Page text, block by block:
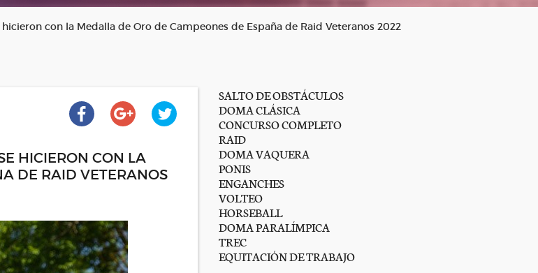
hicieron con la Medalla de Oro de Campeones de España de Raid Veteranos 2022
HICIERON CON LA
DE RAID VETERANOS
SALTO DE OBSTÁCULOS
DOMA CLÁSICA
CONCURSO COMPLETO
RAID
DOMA VAQUERA
PONIS
ENGANCHES
VOLTEO
HORSEBALL
DOMA PARALÍMPICA
TREC
EQUITACIÓN DE TRABAJO